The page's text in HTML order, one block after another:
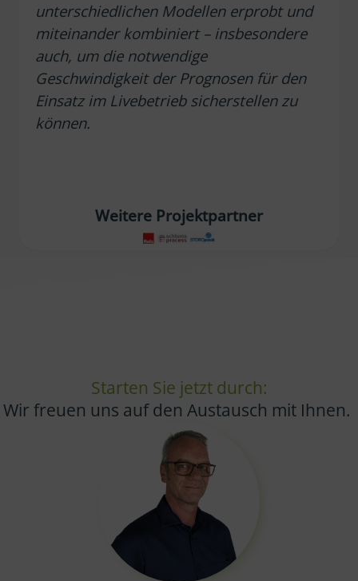
unterschiedlichen Modellen erprobt und
miteinander kombiniert – insbesondere
auch, um die notwendige
Geschwindigkeit der Prognosen für den
Einsatz im Livebetrieb sicherstellen zu
können.
Weitere Projektpartner
Starten Sie jetzt durch:
Wir freuen uns auf den Austausch mit Ihnen.